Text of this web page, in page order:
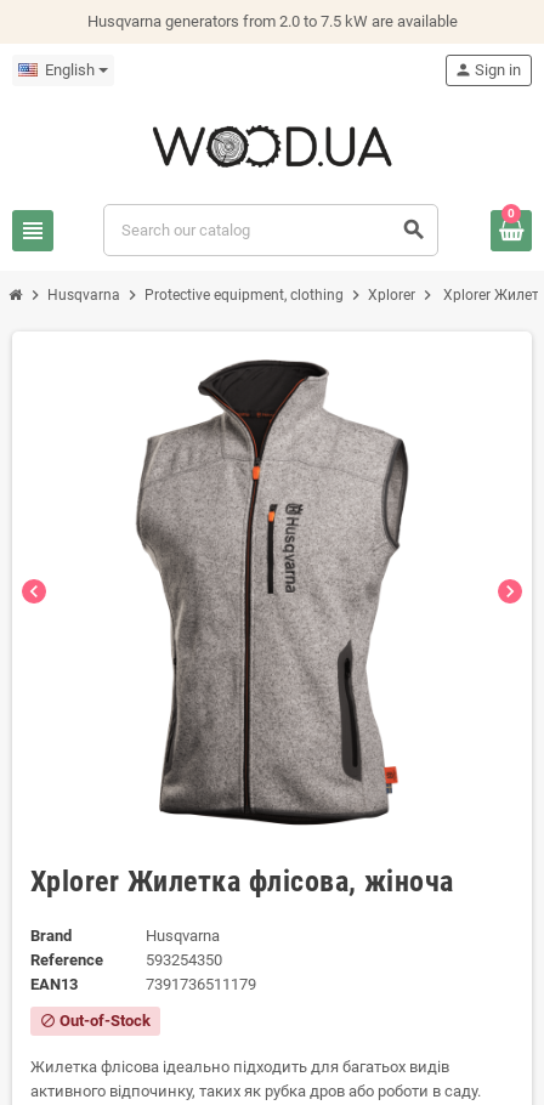
Husqvarna generators from 2.0 to 7.5 kW are available
English
view_headline search
person Sign in
0
chevron_right Husqvarna chevron_right Protective equipment, clothing chevron_right Xplorer chevron_right Xplorer
chevron_left chevron_right
Xplorer Жилетка флісова, жіноча
Brand
Husqvarna
Reference
593254350
EAN13
7391736511179
block Out-of-Stock
Жилетка флісова ідеально підходить для багатьох видів
активного відпочинку, таких як рубка дров або роботи в саду.